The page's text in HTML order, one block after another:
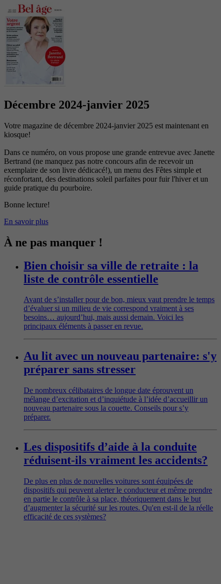
Décembre 2024-janvier 2025
Votre magazine de décembre 2024-janvier 2025 est maintenant en
kiosque!
Dans ce numéro, on vous propose une grande entrevue avec Janette
Bertrand (ne manquez pas notre concours afin de recevoir un
exemplaire de son livre dédicacé!), un menu des Fêtes simple et
réconfortant, des destinations soleil parfaites pour fuir l'hiver et un
guide pratique du pourboire.
Bonne lecture!
En savoir plus
À ne pas manquer !
Bien choisir sa ville de retraite : la
liste de contrôle essentielle
Avant de s’installer pour de bon, mieux vaut prendre le temps
d’évaluer si un milieu de vie correspond vraiment à ses
besoins… aujourd’hui, mais aussi demain. Voici les
principaux éléments à passer en revue.
Au lit avec un nouveau partenaire: s'y
préparer sans stresser
De nombreux célibataires de longue date éprouvent un
mélange d’excitation et d’inquiétude à l’idée d’accueillir un
nouveau partenaire sous la couette. Conseils pour s’y
préparer.
Les dispositifs d’aide à la conduite
réduisent-ils vraiment les accidents?
De plus en plus de nouvelles voitures sont équipées de
dispositifs qui peuvent alerter le conducteur et même prendre
en partie le contrôle à sa place, théoriquement dans le but
d’augmenter la sécurité sur les routes. Qu'en est-il de la réelle
efficacité de ces systèmes?